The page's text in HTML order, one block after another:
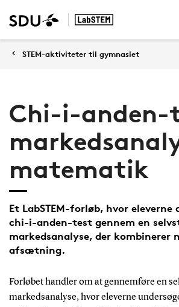
STEM-aktiviteter til gymnasiet
Chi-i-anden-
matematik
Et LabSTEM-forløb, hvor eleverne
chi-i-anden-test gennem en
markedsanalyse, der kombinerer
afsætning.
Forløbet handler om at gennemføre en
markedsanalyse, hvor eleverne